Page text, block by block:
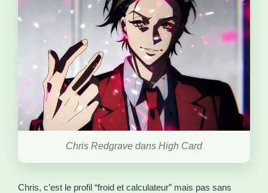
Chris Redgrave dans High Card
Chris, c’est le profil “froid et calculateur” mais pas sans